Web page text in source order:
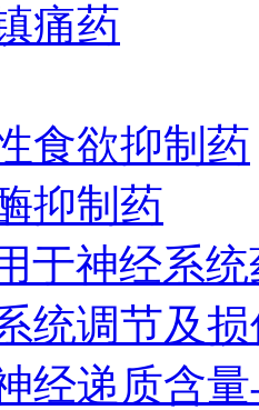
痛药
食欲抑制药
抑制药
于神经系统
统调节及
经递质含